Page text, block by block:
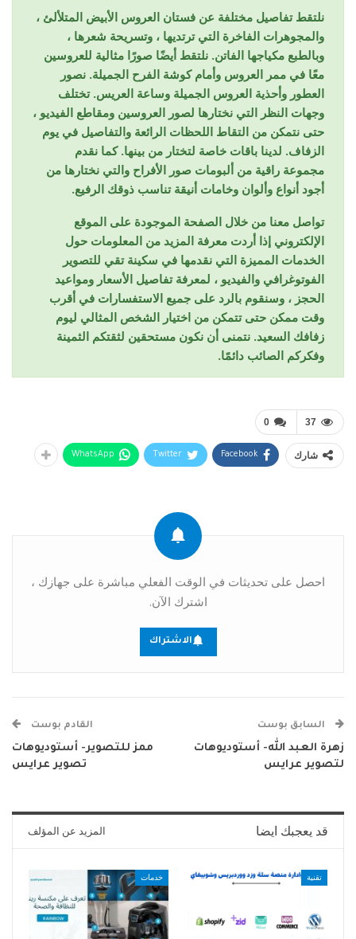
نلتقط تفاصيل مختلفة عن فستان العروس الأبيض المتلألئ ،
والمجوهرات الفاخرة التي ترتديها ، وتسريحة شعرها ،
وبالطبع مكياجها الفاتن. نلتقط أيضًا صورًا مثالية للعروسين
معًا في ممر العروس وأمام كوشة الفرح الجميلة. نصور
العطور وأحذية العروس الجميلة وساعة العريس. تختلف
وجهات النظر التي نختارها لصور العروسين ومقاطع الفيديو ،
حتى نتمكن من التقاط اللحظات الرائعة والتفاصيل في يوم
الزفاف. لدينا باقات خاصة لتختار من بينها. كما نقدم
مجموعة راقية من ألبومات صور الأفراح والتي نختارها من
أجود أنواع وألوان وخامات أنيقة تناسب ذوقك الرفيع.
تواصل معنا من خلال الصفحة الموجودة على الموقع
الإلكتروني إذا أردت معرفة المزيد من المعلومات حول
الخدمات المميزة التي نقدمها في سكينة تقي للتصوير
الفوتوغرافي والفيديو ، لمعرفة تفاصيل الأسعار ومواعيد
الحجز ، وسنقوم بالرد على جميع الاستفسارات في أقرب
وقت ممكن حتى تتمكن من اختيار الشخص المثالي ليوم
زفافك السعيد. نتمنى أن نكون مستحقين لثقتكم الثمينة
وفكركم الصائب دائمًا.
0 37
شارك Facebook
Twitter
WhatsApp
احصل على تحديثات في الوقت الفعلي مباشرة على جهازك ،
اشترك الآن.
الاشتراك
السابق بوست
زهرة العبد الله- أستوديوهات
لتصوير عرايس
القادم بوست
ممز للتصوير- أستوديوهات
تصوير عرايس
قد يعجبك ايضا المزيد عن المؤلف
تقنية خدمات